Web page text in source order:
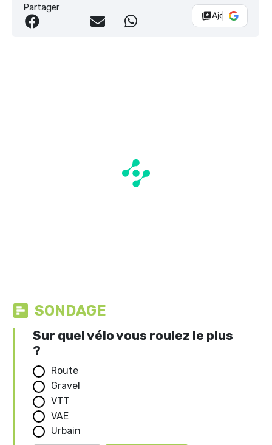
Partager
Ajouter Vélo
SONDAGE
Sur quel vélo vous roulez le plus
?
Route
Gravel
VTT
VAE
Urbain